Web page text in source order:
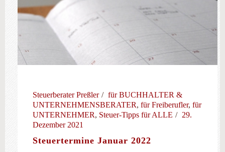
Steuerberater Preßler
für BUCHHALTER &
UNTERNEHMENSBERATER, für Freiberufler, für
UNTERNEHMER, Steuer-Tipps für ALLE
29.
Dezember 2021
Steuertermine Januar 2022